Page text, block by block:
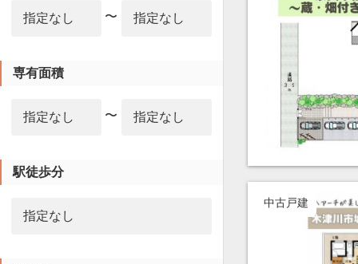
〜
専有面積
〜
駅徒歩分
中古戸建